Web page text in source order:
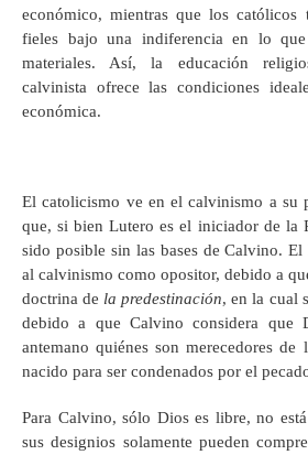
económico, mientras que los católicos
fieles bajo una indiferencia en lo
materiales. Así, la educación
calvinista ofrece las condiciones
económica.
El catolicismo ve en el calvinismo a su
que, si bien Lutero es el iniciador de la
sido posible sin las bases de Calvino.
al calvinismo como opositor, debido a
doctrina de la predestinación, en la cual
debido a que Calvino considera que
antemano quiénes son merecedores
nacido para ser condenados por el
Para Calvino, sólo Dios es libre, no
sus designios solamente pueden